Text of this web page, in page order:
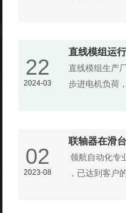
22
2024-03
直线模组运
直线模组生产
步进电机负荷
02
2023-08
联轴器在滑
领航自动化专
，已达到客户